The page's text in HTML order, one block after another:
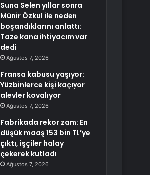
Suna Selen yıllar sonra
Münir Özkul ile neden
boşandıklarını anlattı:
Taze kana ihtiyacım var
dedi
Ağustos 7, 2026
Fransa kabusu yaşıyor:
Yüzbinlerce kişi kaçıyor
alevler kovalıyor
Ağustos 7, 2026
Fabrikada rekor zam: En
düşük maaş 153 bin TL’ye
çıktı, işçiler halay
çekerek kutladı
Ağustos 7, 2026